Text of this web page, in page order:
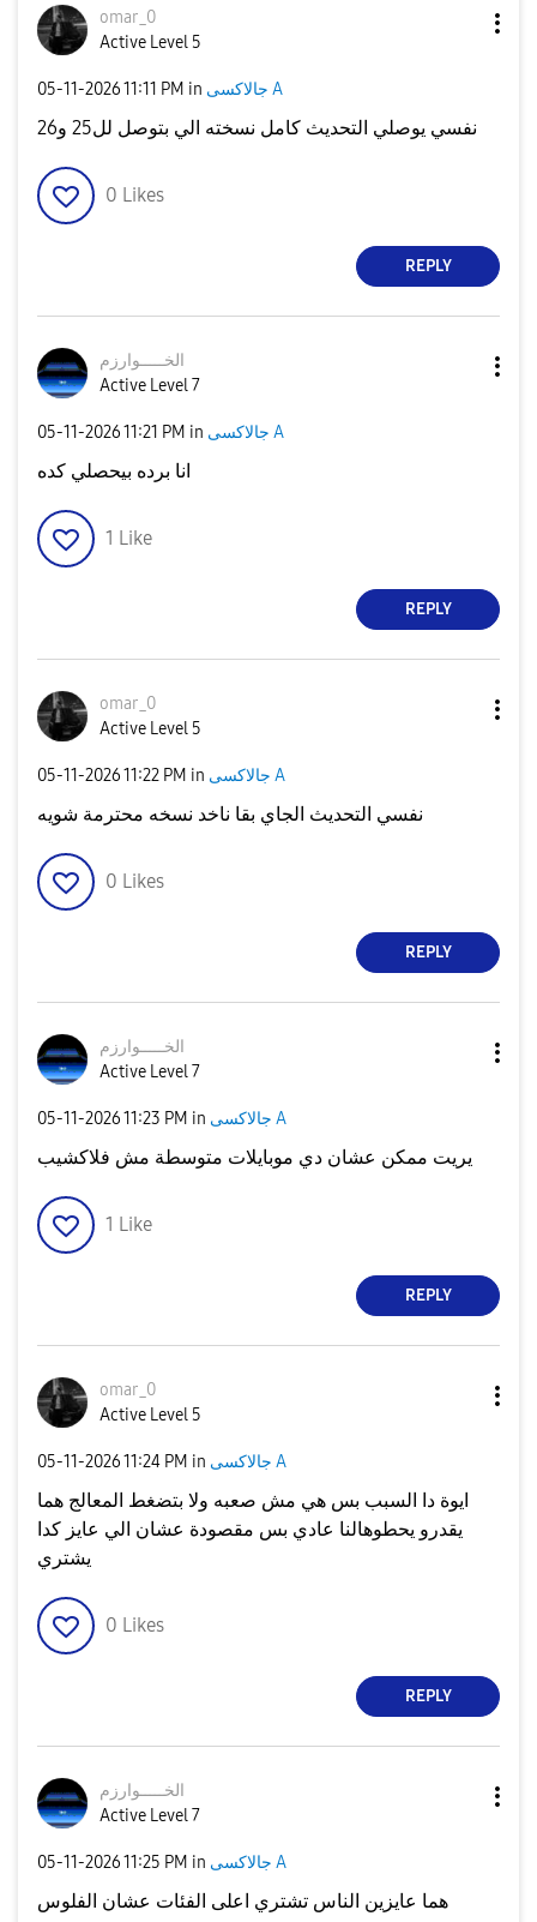
omar_0
Active Level 5
‎05-11-202611:11 PM in جالاكسى A
نفسي يوصلي التحديث كامل نسخته الي بتوصل لل25 و26
0 Likes
REPLY
الخـــــوارزم
Active Level 7
‎05-11-202611:21 PM in جالاكسى A
انا برده بيحصلي كده
1 Like
REPLY
omar_0
Active Level 5
‎05-11-202611:22 PM in جالاكسى A
نفسي التحديث الجاي بقا ناخد نسخه محترمة شويه
0 Likes
REPLY
الخـــــوارزم
Active Level 7
‎05-11-202611:23 PM in جالاكسى A
يريت ممكن عشان دي موبايلات متوسطة مش فلاكشيب
1 Like
REPLY
omar_0
Active Level 5
‎05-11-202611:24 PM in جالاكسى A
ايوة دا السبب بس هي مش صعبه ولا بتضغط المعالج هما
يقدرو يحطوهالنا عادي بس مقصودة عشان الي عايز كدا
يشتري
0 Likes
REPLY
الخـــــوارزم
Active Level 7
‎05-11-202611:25 PM in جالاكسى A
هما عايزين الناس تشتري اعلى الفئات عشان الفلوس